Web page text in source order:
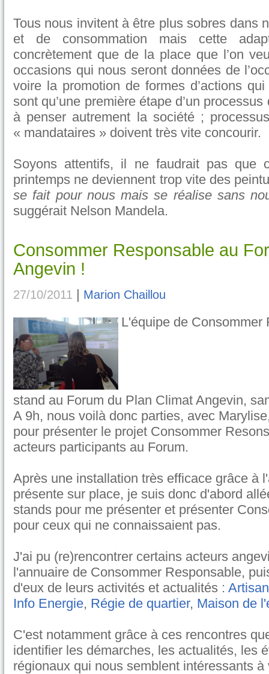
Tous nous invitent à être plus sobres dans
et de consommation mais cette
concrètement que de la place que l’on
occasions qui nous seront données de
voire la promotion de formes d’actions
sont qu’une première étape d’un
à penser autrement la société ;
« mandataires » doivent très vite concourir.
Soyons attentifs, il ne faudrait pas que
printemps ne deviennent trop vite des
se fait pour nous mais se réalise sans
suggérait Nelson Mandela.
Consommer Responsable au
Angevin !
27/10/2011 | Marion Chaillou
L'équipe de Consommer
stand au Forum du Plan Climat Angevin,
A 9h, nous voilà donc parties, avec
pour présenter le projet Consommer
acteurs participants au Forum.
Après une installation très efficace grâce à
présente sur place, je suis donc d'abord
stands pour me présenter et présenter
pour ceux qui ne connaissaient pas.
J'ai pu (re)rencontrer certains acteurs
l'annuaire de Consommer Responsable,
d'eux de leurs activités et actualités :
Info Energie, Régie de quartier, Maison de
C'est notamment grâce à ces rencontres
identifier les démarches, les actualités, les
régionaux qui nous semblent intéressants